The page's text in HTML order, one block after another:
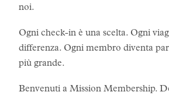
noi.
Ogni check-in è una scelta. Ogni
differenza. Ogni membro diventa
più grande.
Benvenuti a Mission Membership.